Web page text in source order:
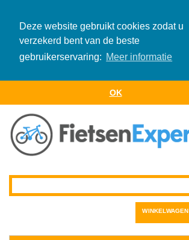
Deze website gebruikt cookies zodat u
verzekerd bent van de beste
gebruikerservaring: Meer informatie
OK
WINKELWAGEN